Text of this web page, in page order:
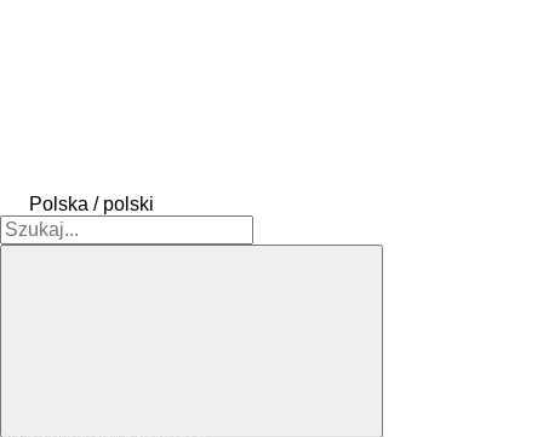
Polska / polski